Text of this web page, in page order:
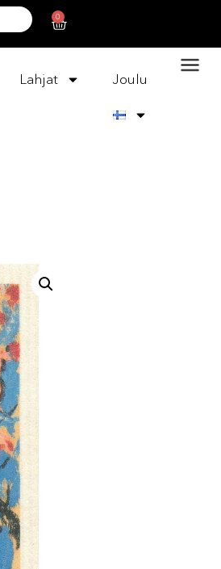
0
Lahjat Joulu